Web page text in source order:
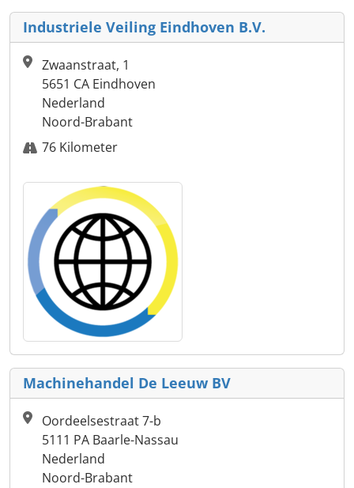
Industriele Veiling Eindhoven B.V.
Zwaanstraat, 1
5651 CA Eindhoven
Nederland
Noord-Brabant
76 Kilometer
Machinehandel De Leeuw BV
Oordeelsestraat 7-b
5111 PA Baarle-Nassau
Nederland
Noord-Brabant